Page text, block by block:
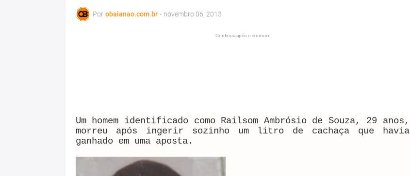
Por obaianao.com.br - novembro 06, 2013
Continua após o anuncio
Um homem identificado como Railsom Ambrósio de Souza, 29 anos,
morreu após ingerir sozinho um litro de cachaça que havia
ganhado em uma aposta.